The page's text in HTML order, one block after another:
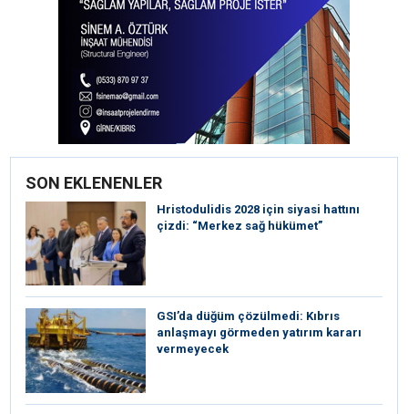
SON EKLENENLER
⁠Hristodulidis 2028 için siyasi hattını
çizdi: “Merkez sağ hükümet”
GSI’da düğüm çözülmedi: Kıbrıs
anlaşmayı görmeden yatırım kararı
vermeyecek